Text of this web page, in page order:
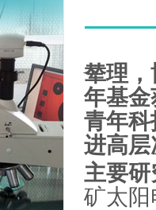
辇理
年基
青年
进高
主要
矿太